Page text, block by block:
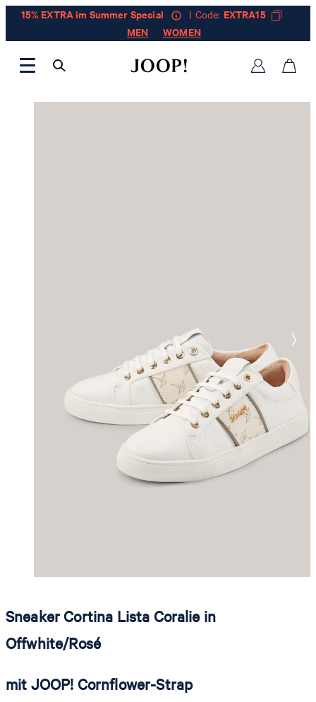
15% EXTRA im Summer Special | Code: EXTRA15
MEN
WOMEN
Sneaker Cortina Lista Coralie in
Offwhite/Rosé
mit JOOP! Cornflower-Strap